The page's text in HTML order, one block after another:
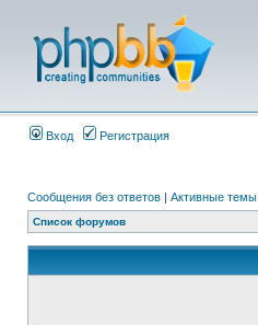
Вход Регистрация
Сообщения без ответов | Активные темы
Список форумов